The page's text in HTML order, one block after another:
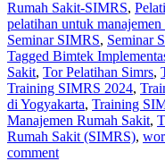
Rumah Sakit-SIMRS,
pelatihan untuk
Seminar SIMRS, Seminar
Tagged Bimtek
Sakit, Tor Pelatihan Simrs,
Training SIMRS 2024,
di Yogyakarta, Training
Manajemen Rumah Sakit,
Rumah Sakit (SIMRS),
comment